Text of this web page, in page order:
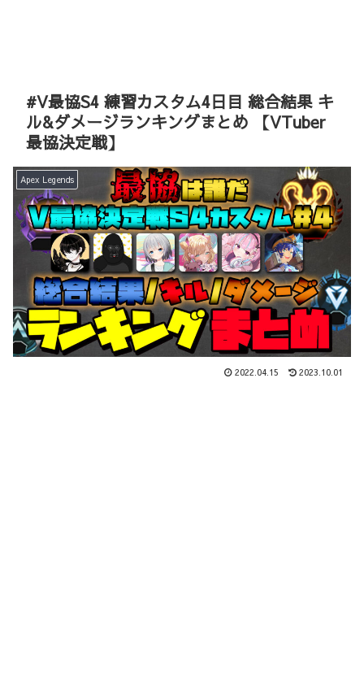
#V最協S4 練習カスタム4日目 総合結果 キ
ル&ダメージランキングまとめ 【VTuber
最協決定戦】
Apex Legends
2022.04.15 2023.10.01